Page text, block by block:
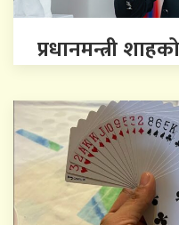
प्रधानमन्त्री